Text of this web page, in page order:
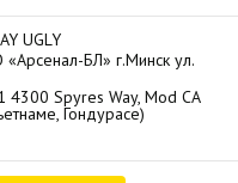
UGLY
БЛ» г.Минск ул.
4300 Spyres Way, Mod CA
Гондурасе)